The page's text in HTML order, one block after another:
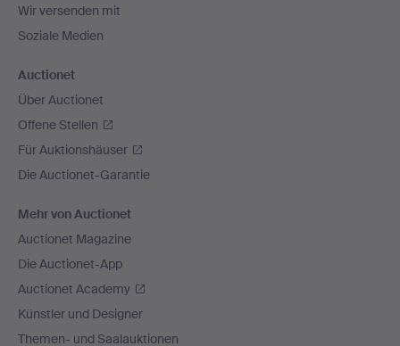
Wir versenden mit
Soziale Medien
Auctionet
Über Auctionet
Offene Stellen
Für Auktionshäuser
Die Auctionet-Garantie
Mehr von Auctionet
Auctionet Magazine
Die Auctionet-App
Auctionet Academy
Künstler und Designer
Themen- und Saalauktionen